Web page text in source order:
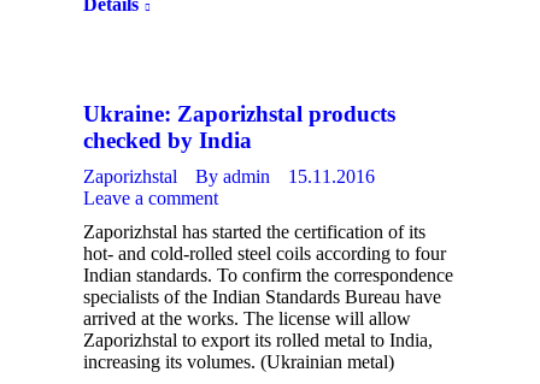
Details
Ukraine: Zaporizhstal products
checked by India
Zaporizhstal By admin
15.11.2016
Leave a comment
Zaporizhstal has started the certification of its
hot- and cold-rolled steel coils according to four
Indian standards. To confirm the correspondence
specialists of the Indian Standards Bureau have
arrived at the works. The license will allow
Zaporizhstal to export its rolled metal to India,
increasing its volumes. (Ukrainian metal)